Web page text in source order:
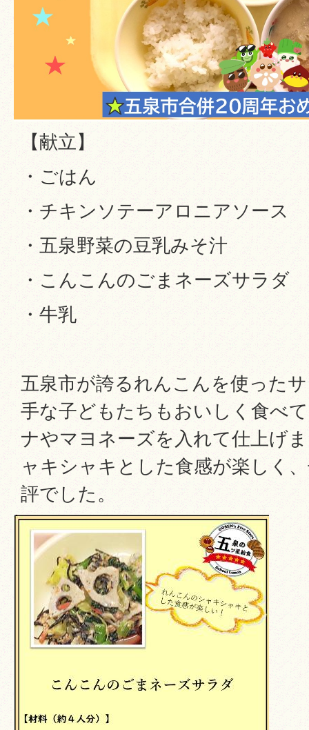
【献立】
・ごはん
・チキンソテーアロニアソース
・五泉野菜の豆乳みそ汁
・こんこんのごまネーズサラダ
・牛乳
五泉市が誇るれんこんを使った
手な子どもたちもおいしく食べ
ナやマヨネーズを入れて仕上げ
ャキシャキとした食感が楽しく
評でした。